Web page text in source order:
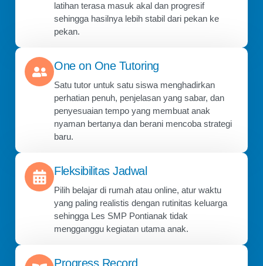
latihan terasa masuk akal dan progresif
sehingga hasilnya lebih stabil dari pekan ke
pekan.
One on One Tutoring
Satu tutor untuk satu siswa menghadirkan
perhatian penuh, penjelasan yang sabar, dan
penyesuaian tempo yang membuat anak
nyaman bertanya dan berani mencoba strategi
baru.
Fleksibilitas Jadwal
Pilih belajar di rumah atau online, atur waktu
yang paling realistis dengan rutinitas keluarga
sehingga Les SMP Pontianak tidak
mengganggu kegiatan utama anak.
Progress Record